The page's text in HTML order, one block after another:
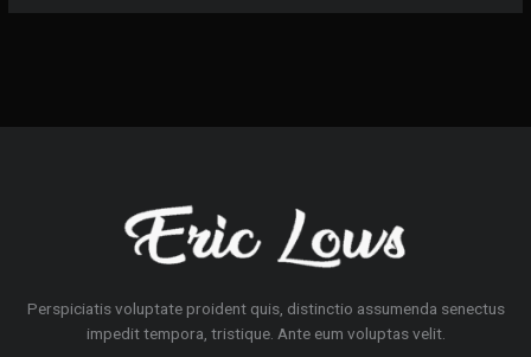
Perspiciatis voluptate proident quis, distinctio assumenda senectus
impedit tempora, tristique. Ante eum voluptas velit.